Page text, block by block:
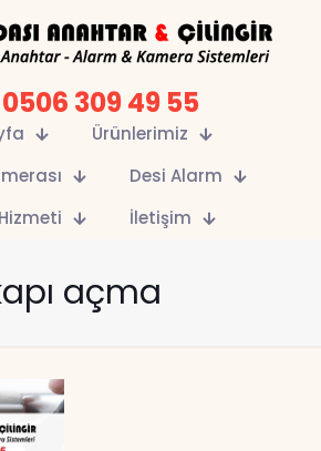
309 49 55
Ürünlerimiz
Desi Alarm
İletişim
açma